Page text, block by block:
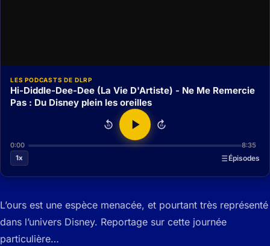
LES PODCASTS DE DLRP
Hi-Diddle-Dee-Dee (La Vie D'Artiste) - Ne Me Remercie
Pas : Du Disney plein les oreilles
15 15
0:00
8:35
1x
Épisodes
L’ours est une espèce menacée, et pourtant très représenté
dans l’univers Disney. Reportage sur cette journée
particulière…